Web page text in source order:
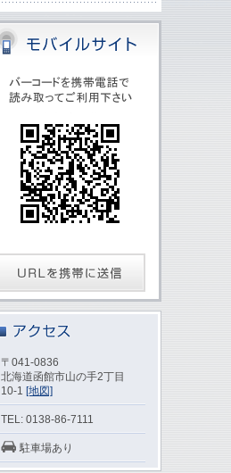
〒041-0836
北海道函館市山の手2丁目
10-1 [地図]
TEL: 0138-86-7111
駐車場あり